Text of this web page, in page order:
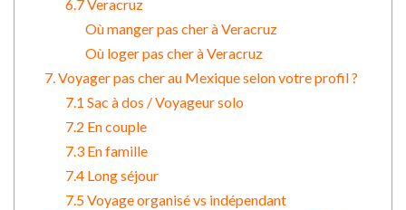
6.7 Veracruz
Où manger pas cher à Veracruz
Où loger pas cher à Veracruz
7. Voyager pas cher au Mexique selon votre profil ?
7.1 Sac à dos / Voyageur solo
7.2 En couple
7.3 En famille
7.4 Long séjour
7.5 Voyage organisé vs indépendant